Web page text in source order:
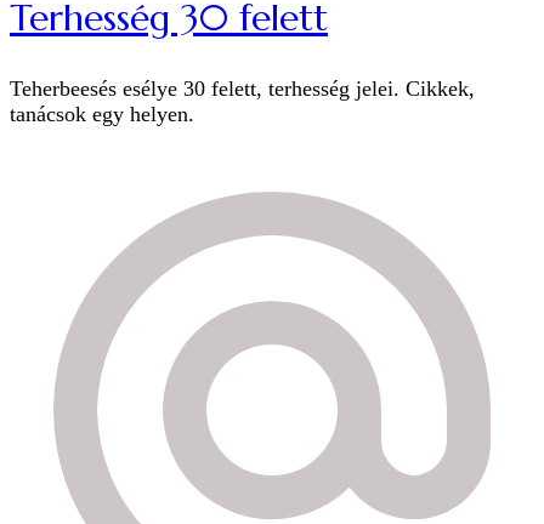
Terhesség 30 felett
Teherbeesés esélye 30 felett, terhesség jelei. Cikkek,
tanácsok egy helyen.